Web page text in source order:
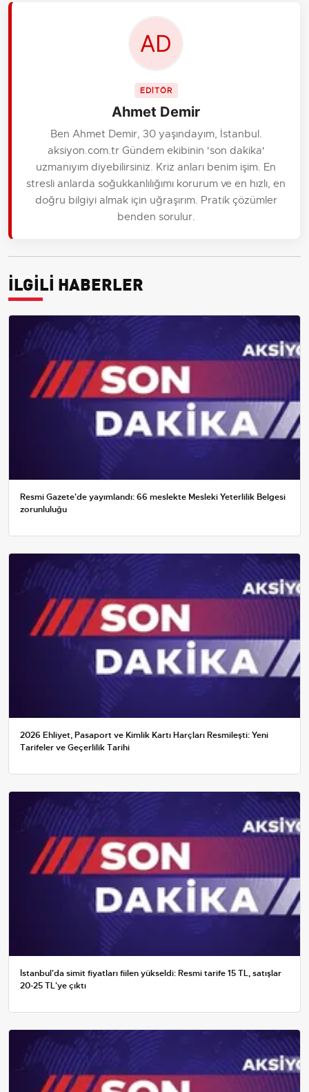
EDİTÖR
Ahmet Demir
Ben Ahmet Demir, 30 yaşındayım, İstanbul.
aksiyon.com.tr Gündem ekibinin 'son dakika'
uzmanıyım diyebilirsiniz. Kriz anları benim işim. En
stresli anlarda soğukkanlılığımı korurum ve en hızlı, en
doğru bilgiyi almak için uğraşırım. Pratik çözümler
benden sorulur.
İLGİLİ HABERLER
Resmi Gazete'de yayımlandı: 66 meslekte Mesleki Yeterlilik Belgesi
zorunluluğu
2026 Ehliyet, Pasaport ve Kimlik Kartı Harçları Resmileşti: Yeni
Tarifeler ve Geçerlilik Tarihi
İstanbul'da simit fiyatları fiilen yükseldi: Resmi tarife 15 TL, satışlar
20-25 TL'ye çıktı